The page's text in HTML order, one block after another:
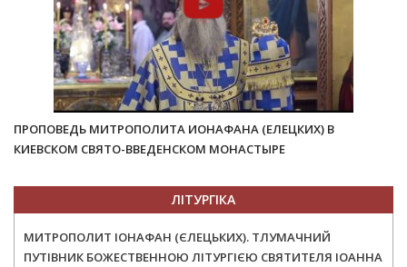
ПРОПОВЕДЬ МИТРОПОЛИТА ИОНАФАНА (ЕЛЕЦКИХ) В
КИЕВСКОМ СВЯТО-ВВЕДЕНСКОМ МОНАСТЫРЕ
ЛІТУРГІКА
МИТРОПОЛИТ ІОНАФАН (ЄЛЕЦЬКИХ). ТЛУМАЧНИЙ
ПУТІВНИК БОЖЕСТВЕННОЮ ЛІТУРГІЄЮ СВЯТИТЕЛЯ ІОАННА